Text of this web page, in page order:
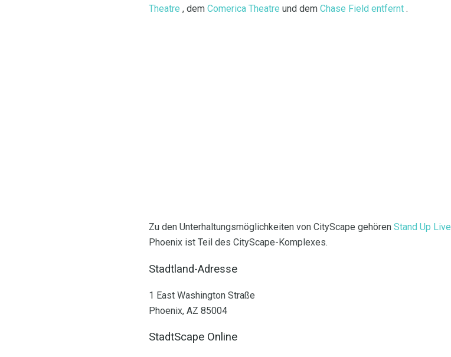
Theatre , dem Comerica Theatre und dem Chase Field entfernt .
Zu den Unterhaltungsmöglichkeiten von CityScape gehören Stand Up Live
Phoenix ist Teil des CityScape-Komplexes.
Stadtland-Adresse
1 East Washington Straße
Phoenix, AZ 85004
StadtScape Online